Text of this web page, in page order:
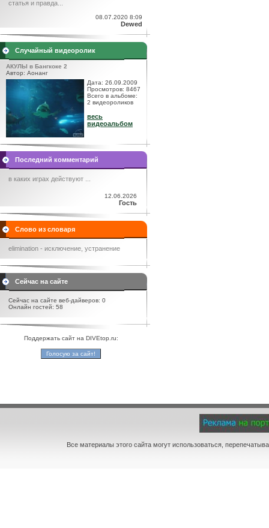
статья и правда...
08.07.2020 8:09
Dewed
Случайный видеоролик
АКУЛЫ в Бангкоке 2
Автор: Аонанг
Дата: 26.09.2009
Просмотров: 8467
Всего в альбоме:
2 видеороликов
весь
видеоальбом
Последний комментарий
в каких играх действуют ...
12.06.2026
Гость
Слово из словаря
elimination - исключение, устранение
Сейчас на сайте
Сейчас на сайте веб-дайверов: 0
Онлайн гостей: 58
Поддержать сайт на DIVEtop.ru:
Все материалы этого сайта могут использоваться,